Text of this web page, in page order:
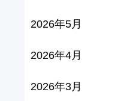
2026年5月
2026年4月
2026年3月